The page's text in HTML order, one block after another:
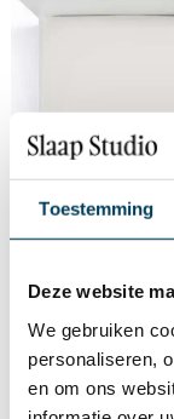
Toestemming
Deze website
We gebruiken
personaliseren,
en om ons
Bella Donna
64,95 - €